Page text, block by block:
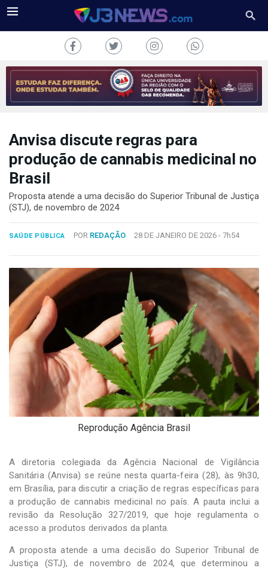
J3NEWS
TV
COLUNAS
2024
Desenvolvido
Hesea
Tecnologia
Sistemas
Anvisa discute regras para
produção de cannabis medicinal no
Brasil
Proposta atende a uma decisão do Superior Tribunal de Justiça
(STJ), de novembro de 2024
SAÚDE PÚBLICA POR REDAÇÃO 28 DE JANEIRO DE 2026 - 7h54
Reprodução Agência Brasil
A diretoria colegiada da Agência Nacional de Vigilância
Sanitária (Anvisa) se reúne nesta quarta-feira (28), às 9h30,
em Brasília, para discutir a criação de regras específicas para
a produção de cannabis medicinal no país. A pauta inclui a
revisão da Resolução 327/2019, que hoje regulamenta o
acesso a produtos derivados da planta.
A proposta atende a uma decisão do Superior Tribunal de
Justiça (STJ), de novembro de 2024, que determinou a